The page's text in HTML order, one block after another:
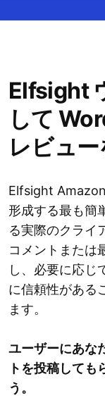
Elfsight
して
レビュ
Elfsight
形成する最も簡
る実際のクライ
コメントまたは
し、必要に応じ
に信頼性がある
ます。
ユーザーにあな
トを投稿しても
う。